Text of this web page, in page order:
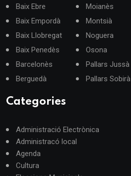
Baix Ebre
Baix Empordà
Baix Llobregat
Baix Penedès
Barcelonès
Berguedà
Moianès
Montsià
Noguera
Osona
Pallars Jussà
Pallars Sobirà
Categories
Administració Electrònica
Administracó local
Agenda
Cultura